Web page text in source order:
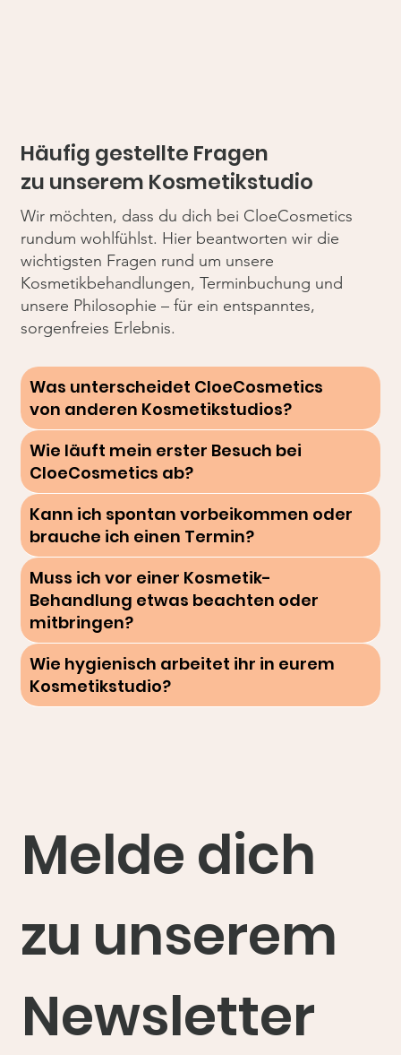
Häufig gestellte Fragen
zu unserem Kosmetikstudio
Wir möchten, dass du dich bei CloeCosmetics
rundum wohlfühlst. Hier beantworten wir die
wichtigsten Fragen rund um unsere
Kosmetikbehandlungen, Terminbuchung und
unsere Philosophie – für ein entspanntes,
sorgenfreies Erlebnis.
Was unterscheidet CloeCosmetics
von anderen Kosmetikstudios?
Wie läuft mein erster Besuch bei
CloeCosmetics ab?
Kann ich spontan vorbeikommen oder
brauche ich einen Termin?
Muss ich vor einer Kosmetik-
Behandlung etwas beachten oder
mitbringen?
Wie hygienisch arbeitet ihr in eurem
Kosmetikstudio?
Melde dich
zu unserem
Newsletter